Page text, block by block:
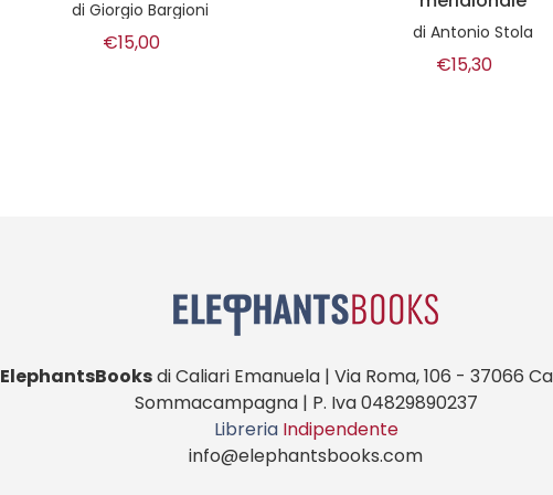
di Giorgio Bargioni
€15,00 di Antonio Stola
€15,30
ElephantsBooksdi Caliari Emanuela | Via Roma, 106 - 37066
Sommacampagna | P. Iva 04829890237
Libreria Indipendente
info@elephantsbooks.com